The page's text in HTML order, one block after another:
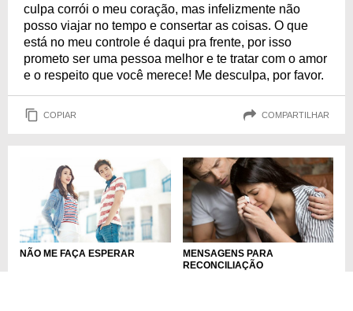
culpa corrói o meu coração, mas infelizmente não
posso viajar no tempo e consertar as coisas. O que
está no meu controle é daqui pra frente, por isso
prometo ser uma pessoa melhor e te tratar com o amor
e o respeito que você merece! Me desculpa, por favor.
COPIAR COMPARTILHAR
NÃO ME FAÇA ESPERAR
MENSAGENS PARA
RECONCILIAÇÃO